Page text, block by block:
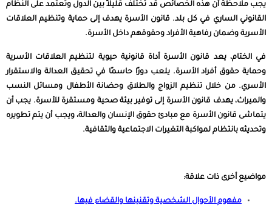
يجب ملاحظة أن هذه الخصائص قد تختلف قليلاً بين الدول وتعتمد على النظام
القانوني الساري في كل بلد. قانون الأسرة يهدف إلى حماية وتنظيم العلاقات
الأسرية وضمان رفاهية الأفراد وحقوقهم داخل الأسرة.
في الختام، يعد قانون الأسرة أداة قانونية حيوية لتنظيم العلاقات الأسرية
وحماية حقوق أفراد الأسرة. يلعب دورًا حاسمًا في تحقيق العدالة والاستقرار
الأسري. من خلال تنظيم الزواج والطلاق وحضانة الأطفال ومسائل النسب
والميراث، يهدف قانون الأسرة إلى توفير بيئة صحية ومستقرة للأسرة. يجب أن
يتماشى قانون الأسرة مع مبادئ حقوق الإنسان والعدالة، ويجب أن يتم تطويره
وتحديثه بانتظام لمواكبة التغيرات الاجتماعية والثقافية.
مواضيع أخرى ذات علاقة:
مفهوم الأحوال الشخصية وتقنينها والقضاء فيها.